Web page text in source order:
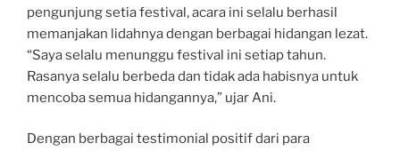
pengunjung setia festival, acara ini selalu berhasil
memanjakan lidahnya dengan berbagai hidangan lezat.
“Saya selalu menunggu festival ini setiap tahun.
Rasanya selalu berbeda dan tidak ada habisnya untuk
mencoba semua hidangannya,” ujar Ani.
Dengan berbagai testimonial positif dari para